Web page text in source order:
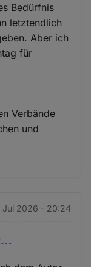
Bedürfnis
letztendlich
Aber ich
für
Verbände
und
Jul 2026 - 20:24